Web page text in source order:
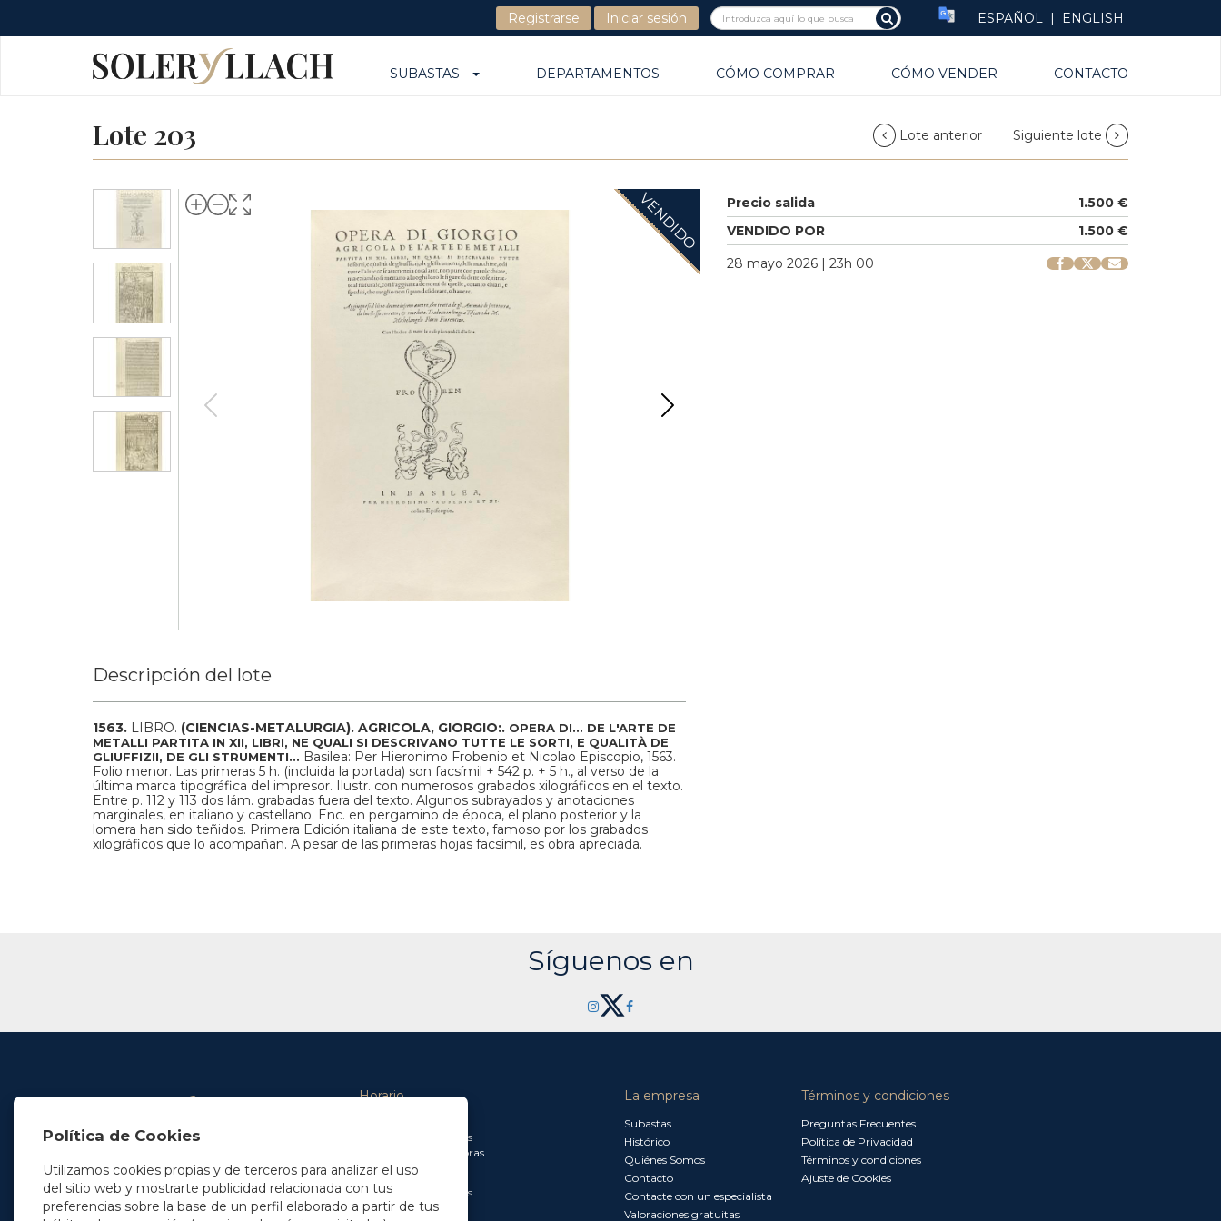
Registrarse Iniciar sesión ESPAÑOL | ENGLISH
SUBASTAS DEPARTAMENTOS CÓMO COMPRAR CÓMO VENDER CONTACTO
Lote 203 Lote anterior Siguiente lote
VENDIDO Precio salida
1.500 €
VENDIDO POR
1.500 €
28 mayo 2026 | 23h 00
Descripción del lote
1563. LIBRO. (CIENCIAS-METALURGIA). AGRICOLA, GIORGIO:. OPERA DI... DE L'ARTE DE
METALLI PARTITA IN XII, LIBRI, NE QUALI SI DESCRIVANO TUTTE LE SORTI, E QUALITÀ DE
GLIUFFIZII, DE GLI STRUMENTI... Basilea: Per Hieronimo Frobenio et Nicolao Episcopio, 1563.
Folio menor. Las primeras 5 h. (incluida la portada) son facsímil + 542 p. + 5 h., al verso de la
última marca tipográfica del impresor. Ilustr. con numerosos grabados xilográficos en el texto.
Entre p. 112 y 113 dos lám. grabadas fuera del texto. Algunos subrayados y anotaciones
marginales, en italiano y castellano. Enc. en pergamino de época, el plano posterior y la
lomera han sido teñidos. Primera Edición italiana de este texto, famoso por los grabados
xilográficos que lo acompañan. A pesar de las primeras hojas facsímil, es obra apreciada.
Síguenos en
En Madrid
info@soleryllach.com
En Barcelona
Horario
De 9.00 a 13.30 horas
y de 14.30 a 18.00 horas
Viernes:
De 8.30 a 15.00 horas
La empresa
Subastas
Histórico
Quiénes Somos
Contacto
Contacte con un especialista
Valoraciones gratuitas
Términos y condiciones
Preguntas Frecuentes
Política de Privacidad
Términos y condiciones
Ajuste de Cookies
Política de Cookies
Utilizamos cookies propias y de terceros para analizar el uso
del sitio web y mostrarte publicidad relacionada con tus
preferencias sobre la base de un perfil elaborado a partir de tus